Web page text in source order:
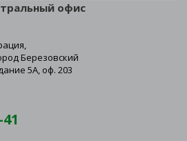
офис
Березовский
5А, оф. 203